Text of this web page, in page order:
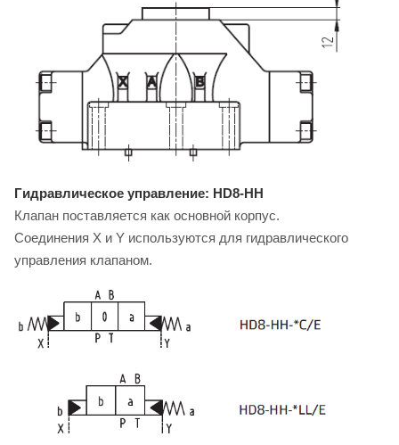
Гидравлическое управление: HD8-HH
Клапан поставляется как основной корпус.
Соединения X и Y используются для гидравлического
управления клапаном.